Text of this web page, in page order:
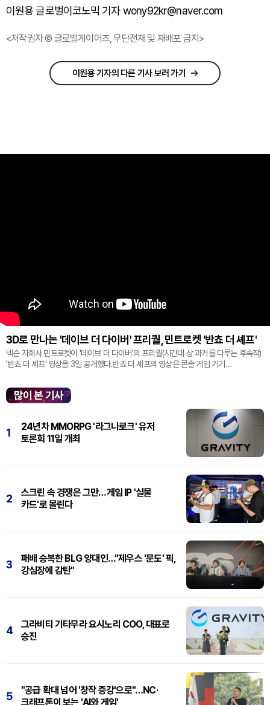
이원용 글로벌이코노믹 기자 wony92kr@naver.com
<저작권자 © 글로벌게이머즈, 무단전재 및 재배포 금지>
이원용 기자의 다른 기사 보러 가기
3D로 만나는 '데이브 더 다이버' 프리퀄, 민트로켓 '반쵸 더 셰프'
넥슨 자회사 민트로켓이 '데이브 더 다이버'의 프리퀄(시간대 상 과거를 다루는 후속작)
'반쵸 더 셰프' 영상을 3일 공개했다.반쵸 더 셰프의 영상은 콘솔 게임 기기
많이 본 기사
1
24년차 MMORPG '라그나로크' 유저
토론회 11일 개최
2
스크린 속 경쟁은 그만…게임 IP '실물
카드'로 몰린다
3
패배 승복한 BLG 양대인…"제우스 '문도' 픽,
강심장에 감탄"
4
그라비티 기타무라 요시노리 COO, 대표로
승진
5
"공급 확대 넘어 '창작 증강'으로"…NC·
크래프톤이 보는 'AI와 게임'